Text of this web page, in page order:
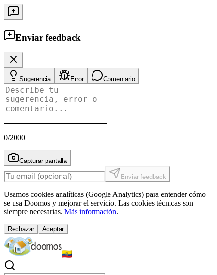
Enviar feedback
Sugerencia Error Comentario
0/2000
Capturar pantalla
Enviar feedback
Usamos cookies analíticas (Google Analytics) para entender cómo
se usa Doomos y mejorar el servicio. Las cookies técnicas son
siempre necesarias. Más información.
Rechazar Aceptar